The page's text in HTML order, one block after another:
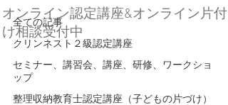
全ての記事
クリンネスト２級認定講座
セミナー、講習会、講座、研修、ワークショ
ップ
整理収納教育士認定講座（子どもの片づけ）
オンライン認定講座&オンライン片付
け相談受付中